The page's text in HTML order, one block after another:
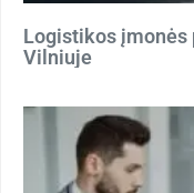
Logistikos įmonės
Vilniuje